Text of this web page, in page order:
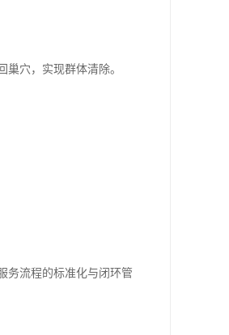
穴，实现群体清除。
务流程的标准化与闭环管